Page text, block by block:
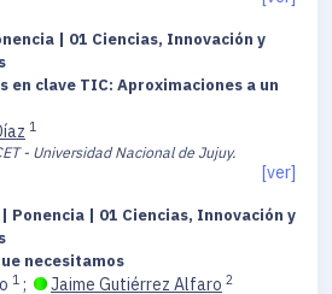
| 01 Ciencias, Innovación y
en clave TIC: Aproximaciones a un
1
- Universidad Nacional de Jujuy.
[ver]
Ponencia | 01 Ciencias, Innovación y
necesitamos
1 ; Jaime Gutiérrez Alfaro 2